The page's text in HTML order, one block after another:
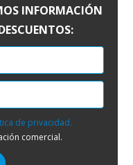
INFORMACIÓN
de privacidad.
comercial.